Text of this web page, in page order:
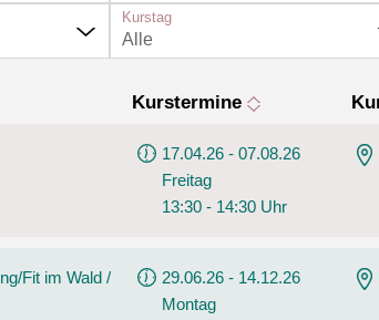
Angebote
Kurstag
Alle
Kurstermine
17.04.26 - 07.08.26
Freitag
13:30 - 14:30 Uhr
Fit im Wald /
29.06.26 - 14.12.26
Montag